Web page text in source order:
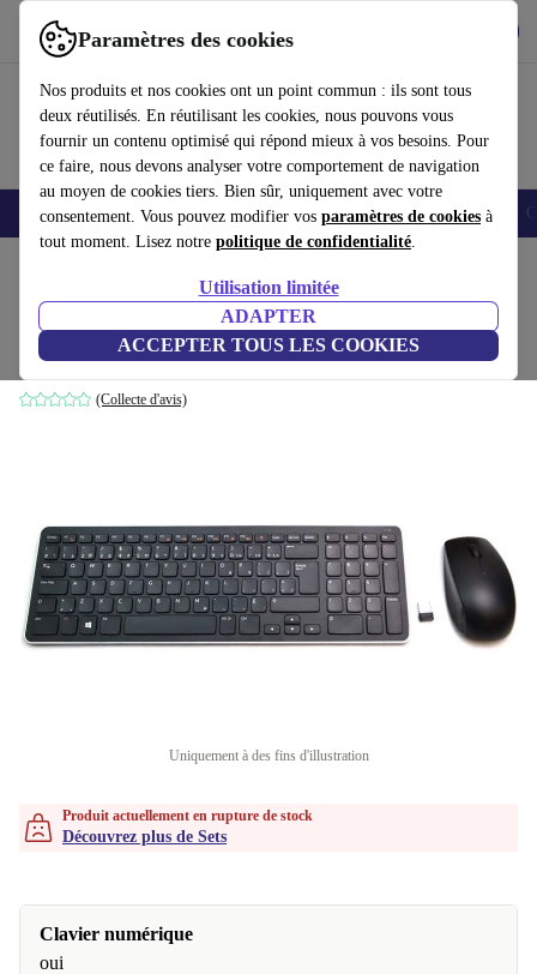
Paramètres des cookies
Nos produits et nos cookies ont un point commun : ils sont tous
deux réutilisés. En réutilisant les cookies, nous pouvons vous
fournir un contenu optimisé qui répond mieux à vos besoins. Pour
ce faire, nous devons analyser votre comportement de navigation
au moyen de cookies tiers. Bien sûr, uniquement avec votre
consentement. Vous pouvez modifier vos paramètres de cookies à
tout moment. Lisez notre politique de confidentialité.
Utilisation limitée
ADAPTER
ACCEPTER TOUS LES COOKIES
Utilisez refurbed rapidement et facilement
Smartphones Laptops Tablettes Montres connectées Accessoires
Dell KM713
Noir
(Collecte d'avis)
Uniquement à des fins d'illustration
Produit actuellement en rupture de stock
Découvrez plus de Sets
Clavier numérique
oui